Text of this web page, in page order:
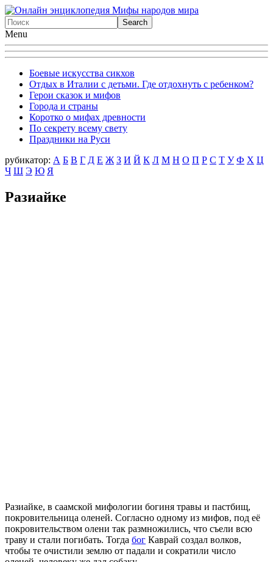
Menu
Боевые искусства сикхов
Отдых в Италии с детьми. Где отдохнуть с ребенком?
Герои сказок и мифов
Города и страны
Коротко о мифах древности
По секрету всему свету
Праздники на Руси
рубикатор: А Б В Г Д Е Ж З И Й К Л М Н О П Р С Т У Ф X Ц
Ч Ш Э Ю Я
Разиайке
Разиайке, в саамской мифологии богиня травы и пастбищ,
покровительница оленей. Согласно одному из мифов, под её
покровительством олени так размножились, что съели всю
траву и стали погибать. Тогда бог Каврай создал волков,
чтобы те очистили землю от падали и сократили число